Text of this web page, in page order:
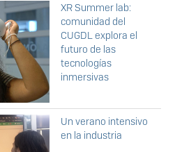
XR Summer lab:
comunidad del
CUGDL explora el
futuro de las
tecnologías
inmersivas
Un verano intensivo
en la industria